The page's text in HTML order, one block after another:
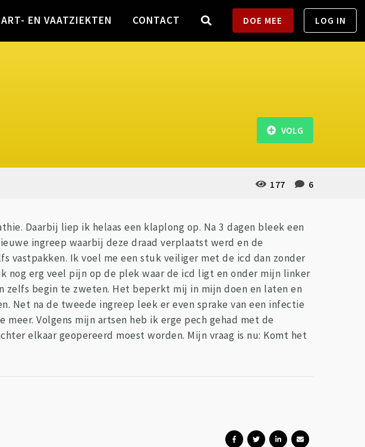
EN VAATZIEKTEN CONTACT DOE MEE LOG IN
177 6
VOLG
Daarbij liep ik helaas een klaplong op. Na 3 dagen bleek een
ingreep waarbij deze draad verplaatst werd en de
vastpakken. Ik voel me een stuk veiliger met de icd dan zonder
nog erg veel pijn op de plek waar de icd ligt en onder mijn linker
begin te zweten. Het beperkt mij in mijn doen en laten en
Net na de tweede ingreep leek er even sprake van een infectie
Volgens mijn artsen heb ik erge pech gehad met de
elkaar geopereerd moest worden. Mijn vraag is nu: Komt het